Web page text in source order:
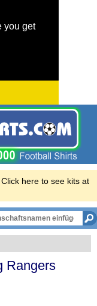
you get
Click here to see kits at
Rangers